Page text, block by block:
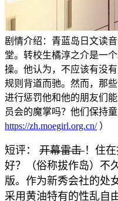
剧情介绍：青蓝岛日文读
堂。转校生橘淳之介是一
操。他认为，不应该有没
规则背道而驰。然而，那
进行惩罚他和他的朋友们
员会的魔掌吗？他们保持
https://zh.moegirl.org.cn/）
短评： 开幕雷击！住
好？（俗称拔作岛）不
版。作为新秀会社的处
采用黄油特有的性乱自